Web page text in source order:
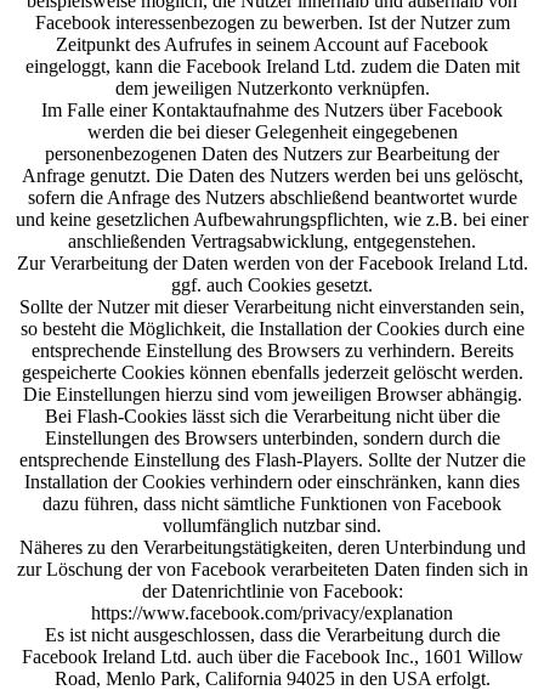
Facebook interessenbezogen zu bewerben. Ist der Nutzer zum
Zeitpunkt des Aufrufes in seinem Account auf Facebook
eingeloggt, kann die Facebook Ireland Ltd. zudem die Daten mit
dem jeweiligen Nutzerkonto verknüpfen.
Im Falle einer Kontaktaufnahme des Nutzers über Facebook
werden die bei dieser Gelegenheit eingegebenen
personenbezogenen Daten des Nutzers zur Bearbeitung der
Anfrage genutzt. Die Daten des Nutzers werden bei uns gelöscht,
sofern die Anfrage des Nutzers abschließend beantwortet wurde
und keine gesetzlichen Aufbewahrungspflichten, wie z.B. bei einer
anschließenden Vertragsabwicklung, entgegenstehen.
Zur Verarbeitung der Daten werden von der Facebook Ireland Ltd.
ggf. auch Cookies gesetzt.
Sollte der Nutzer mit dieser Verarbeitung nicht einverstanden sein,
so besteht die Möglichkeit, die Installation der Cookies durch eine
entsprechende Einstellung des Browsers zu verhindern. Bereits
gespeicherte Cookies können ebenfalls jederzeit gelöscht werden.
Die Einstellungen hierzu sind vom jeweiligen Browser abhängig.
Bei Flash-Cookies lässt sich die Verarbeitung nicht über die
Einstellungen des Browsers unterbinden, sondern durch die
entsprechende Einstellung des Flash-Players. Sollte der Nutzer die
Installation der Cookies verhindern oder einschränken, kann dies
dazu führen, dass nicht sämtliche Funktionen von Facebook
vollumfänglich nutzbar sind.
Näheres zu den Verarbeitungstätigkeiten, deren Unterbindung und
zur Löschung der von Facebook verarbeiteten Daten finden sich in
der Datenrichtlinie von Facebook:
https://www.facebook.com/privacy/explanation
Es ist nicht ausgeschlossen, dass die Verarbeitung durch die
Facebook Ireland Ltd. auch über die Facebook Inc., 1601 Willow
Road, Menlo Park, California 94025 in den USA erfolgt.